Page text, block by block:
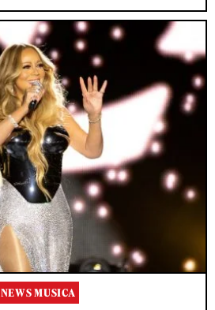
NEWS MUSICA